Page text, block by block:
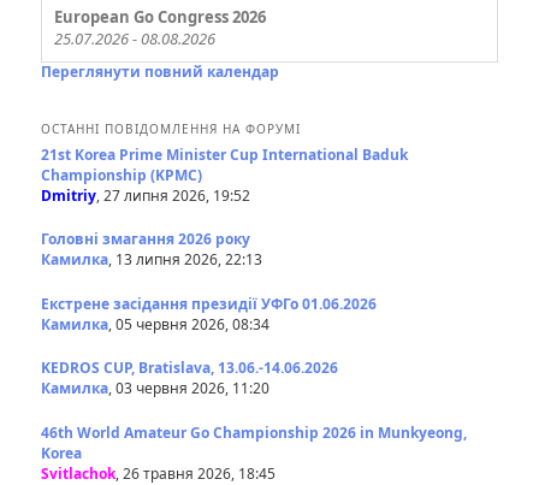
European Go Congress 2026
25.07.2026 - 08.08.2026
Переглянути повний календар
ОСТАННІ ПОВІДОМЛЕННЯ НА ФОРУМІ
21st Korea Prime Minister Cup International Baduk
Championship (KPMC)
Dmitriy, 27 липня 2026, 19:52
Головні змагання 2026 року
Камилка, 13 липня 2026, 22:13
Екстрене засідання президії УФГо 01.06.2026
Камилка, 05 червня 2026, 08:34
KEDROS CUP, Bratislava, 13.06.-14.06.2026
Камилка, 03 червня 2026, 11:20
46th World Amateur Go Championship 2026 in Munkyeong,
Korea
Svitlachok, 26 травня 2026, 18:45